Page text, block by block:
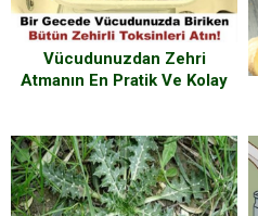
Vücudunuzdan Zehri
Atmanın En Pratik Ve Kolay
Atın!